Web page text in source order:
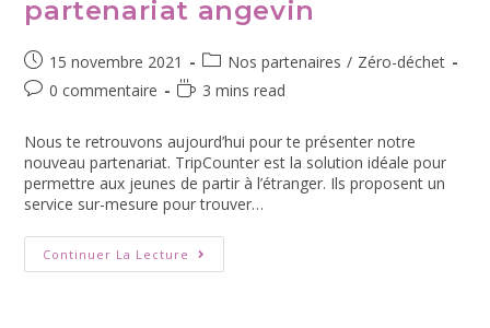
partenariat angevin
15 novembre 2021 Nos partenaires / Zéro-déchet
0 commentaire
3 mins read
Nous te retrouvons aujourd’hui pour te présenter notre
nouveau partenariat. TripCounter est la solution idéale pour
permettre aux jeunes de partir à l’étranger. Ils proposent un
service sur-mesure pour trouver…
Continuer La Lecture